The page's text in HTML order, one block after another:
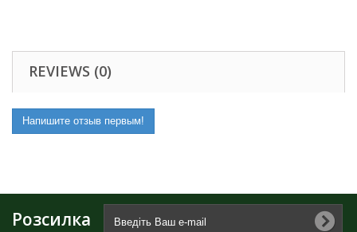
REVIEWS (0)
Напишите отзыв первым!
Розсилка